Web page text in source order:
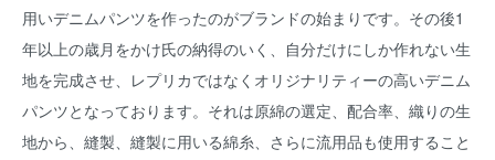
用いデニムパンツを作ったのがブランドの始まりです。その後1
年以上の歳月をかけ氏の納得のいく、自分だけにしか作れない生
地を完成させ、レプリカではなくオリジナリティーの高いデニム
パンツとなっております。それは原綿の選定、配合率、織りの生
地から、縫製、縫製に用いる綿糸、さらに流用品も使用すること